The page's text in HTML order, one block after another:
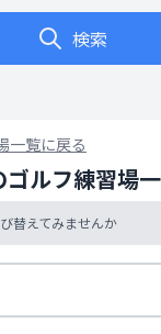
検索
一覧に戻る
ルフ練習場
替えてみませんか